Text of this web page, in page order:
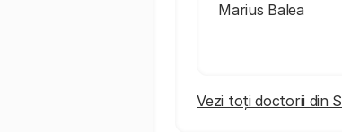
Marius Balea
Vezi toți doctorii din